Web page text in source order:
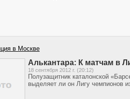
в Москве
Алькантара: К матчам в
18 сентября 2012 г. (20:12)
Полузащитник каталонской
выделяет ли он Лигу чемпионов